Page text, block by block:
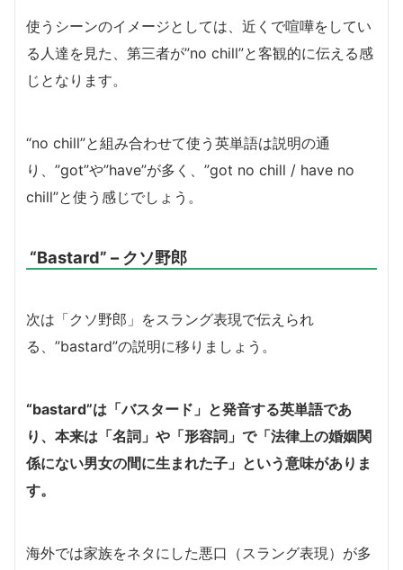
使うシーンのイメージとしては、近くで喧嘩をしてい
る人達を見た、第三者が”no chill”と客観的に伝える感
じとなります。
“no chill”と組み合わせて使う英単語は説明の通
り、”got”や”have”が多く、”got no chill / have no
chill”と使う感じでしょう。
“Bastard” – クソ野郎
次は「クソ野郎」をスラング表現で伝えられ
る、”bastard”の説明に移りましょう。
“bastard”は「バスタード」と発音する英単語であ
り、本来は「名詞」や「形容詞」で「法律上の婚姻関
係にない男女の間に生まれた子」という意味がありま
す。
海外では家族をネタにした悪口（スラング表現）が多